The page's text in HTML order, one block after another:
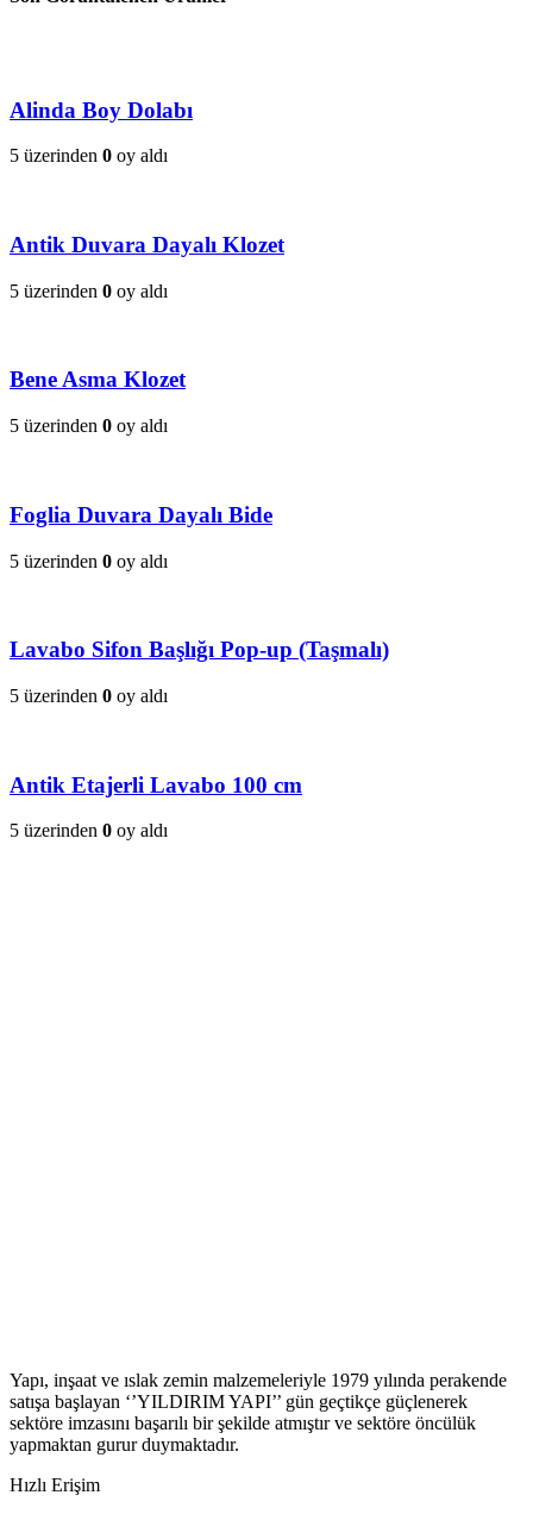
Alinda Boy Dolabı
5 üzerinden 0 oy aldı
Antik Duvara Dayalı Klozet
5 üzerinden 0 oy aldı
Bene Asma Klozet
5 üzerinden 0 oy aldı
Foglia Duvara Dayalı Bide
5 üzerinden 0 oy aldı
Lavabo Sifon Başlığı Pop-up (Taşmalı)
5 üzerinden 0 oy aldı
Antik Etajerli Lavabo 100 cm
5 üzerinden 0 oy aldı
Yapı, inşaat ve ıslak zemin malzemeleriyle 1979 yılında perakende
satışa başlayan ‘’YILDIRIM YAPI’’ gün geçtikçe güçlenerek
sektöre imzasını başarılı bir şekilde atmıştır ve sektöre öncülük
yapmaktan gurur duymaktadır.
Hızlı Erişim